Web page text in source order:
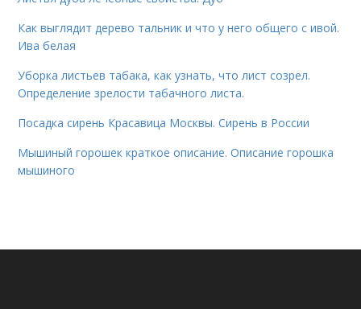
Как выглядит дерево тальник и что у него общего с ивой.
Ива белая
Уборка листьев табака, как узнать, что лист созрел.
Определение зрелости табачного листа.
Посадка сирень Красавица Москвы. Сирень в России
Мышиный горошек краткое описание. Описание горошка
мышиного